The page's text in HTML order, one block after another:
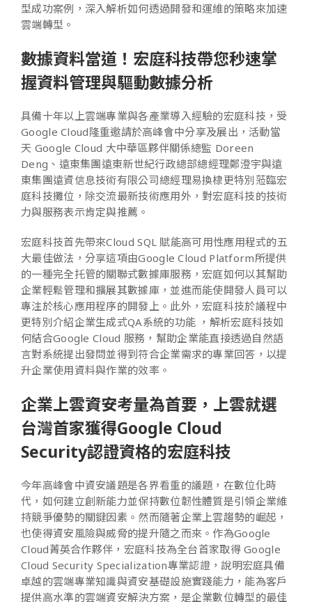
型成功案例，深入解析如何透過開發和運維的策略來加速
雲端轉型。
數據資料當道！宏庭科技帶您秒速掌
握資料管理與驅動數據分析
具備十年以上雲端專業與各產業導入經驗的宏庭科技，受
Google Cloud隆重邀請於高峰會中分享及展出，活動當
天 Google Cloud 大中華區夥伴關係總監 Doreen
Deng、遠東集團遠東新世紀行政總部總經理鄭澄宇與遠
東集團遠資信息技術有限公司總經理易換棣更特別蒞臨宏
庭科技攤位，除交流最新技術應用外，對宏庭科技的技術
力與服務表示肯定與推薦。
宏庭科技首先帶來Cloud SQL 賦能高可用性應用程式的五
大最佳做法，分享這項由Google Cloud Platform所提供
的一種完全托管的關聯式數據庫服務，宏庭如何以其幫助
企業輕鬆管理和擴展其數據庫，並進而能使開發人員可以
專注於核心應用程序的開發上。此外，宏庭科技於議程中
更特別介紹企業生成式QA系統的功能 ，解析宏庭科技如
何結合Google Cloud 服務，幫助企業能直接透過自然語
言對系統提出發問並得到符合企業需求的專業回答，以提
升企業使用資料與作業的效率。
企業上雲資安考量為首要，上雲就選
台灣首家獲得Google Cloud
Security認證資格的宏庭科技
今年高峰會中資安議題是各界看重的議題，在數位化時
代，如何建立創新能力並保持數位韌性體質是引領企業維
持競爭優勢的關鍵因素。然而隨著企業上雲趨勢的崛起，
也使得資安風險與威脅的提升隨之而來。作為Google
Cloud菁英合作夥伴，宏庭科技為全台首家取得 Google
Cloud Security Specialization專業認證，說明宏庭具備
卓越的雲端專業知識與資安基礎設施實踐能力，能為客戶
提供高水準的雲端資安解決方案，是企業數位轉型的最佳